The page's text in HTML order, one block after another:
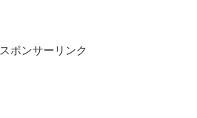
スポンサーリンク